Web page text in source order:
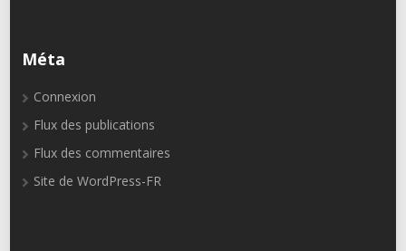
Méta
Connexion
Flux des publications
Flux des commentaires
Site de WordPress-FR